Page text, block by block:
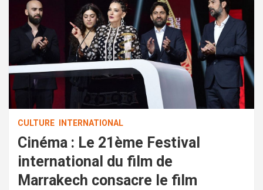
CULTURE INTERNATIONAL
Cinéma : Le 21ème Festival
international du film de
Marrakech consacre le film